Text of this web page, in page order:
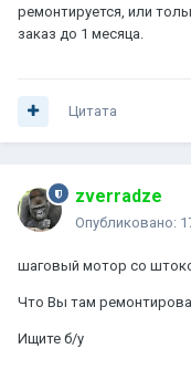
ремонтируется, или
заказ до 1 месяца.
Цитата
zverradze
Опубликовано:
шаговый мотор со
Что Вы там
Ищите б/у